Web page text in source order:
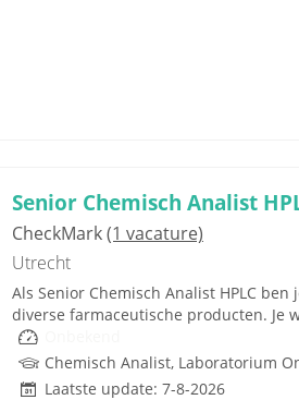
Senior Chemisch Analist
CheckMark(1 vacature)
Utrecht
Als Senior Chemisch Analist HPLC
diverse farmaceutische producten. Je
Laatste update: 7-8-2026